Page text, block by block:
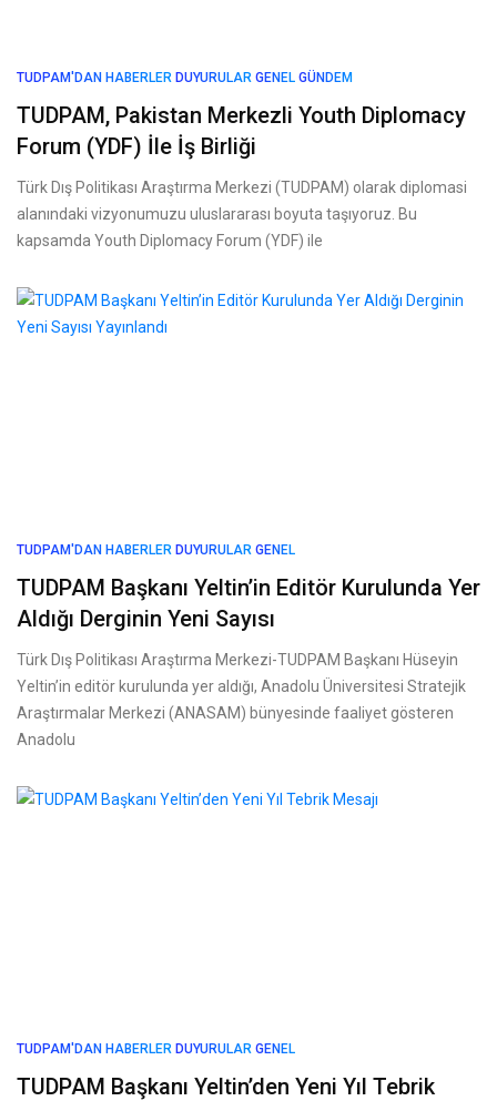
TUDPAM'DAN HABERLER DUYURULAR GENEL GÜNDEM
TUDPAM, Pakistan Merkezli Youth Diplomacy
Forum (YDF) İle İş Birliği
Türk Dış Politikası Araştırma Merkezi (TUDPAM) olarak diplomasi
alanındaki vizyonumuzu uluslararası boyuta taşıyoruz. Bu
kapsamda Youth Diplomacy Forum (YDF) ile
TUDPAM'DAN HABERLER DUYURULAR GENEL
TUDPAM Başkanı Yeltin’in Editör Kurulunda Yer
Aldığı Derginin Yeni Sayısı
Türk Dış Politikası Araştırma Merkezi-TUDPAM Başkanı Hüseyin
Yeltin’in editör kurulunda yer aldığı, Anadolu Üniversitesi Stratejik
Araştırmalar Merkezi (ANASAM) bünyesinde faaliyet gösteren
Anadolu
TUDPAM'DAN HABERLER DUYURULAR GENEL
TUDPAM Başkanı Yeltin’den Yeni Yıl Tebrik